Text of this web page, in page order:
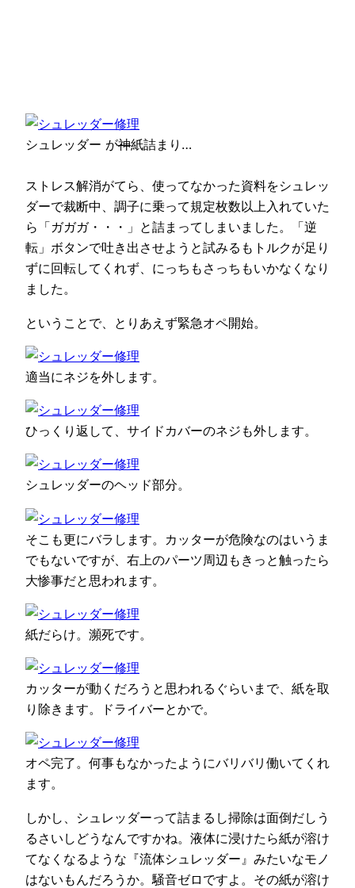
シュレッダー が神紙詰まり…
ストレス解消がてら、使ってなかった資料をシュレッ
ダーで裁断中、調子に乗って規定枚数以上入れていた
ら「ガガガ・・・」と詰まってしまいました。「逆
転」ボタンで吐き出させようと試みるもトルクが足り
ずに回転してくれず、にっちもさっちもいかなくなり
ました。
ということで、とりあえず緊急オペ開始。
適当にネジを外します。
ひっくり返して、サイドカバーのネジも外します。
シュレッダーのヘッド部分。
そこも更にバラします。カッターが危険なのはいうま
でもないですが、右上のパーツ周辺もきっと触ったら
大惨事だと思われます。
紙だらけ。瀕死です。
カッターが動くだろうと思われるぐらいまで、紙を取
り除きます。ドライバーとかで。
オペ完了。何事もなかったようにバリバリ働いてくれ
ます。
しかし、シュレッダーって詰まるし掃除は面倒だしう
るさいしどうなんですかね。液体に浸けたら紙が溶け
てなくなるような『流体シュレッダー』みたいなモノ
はないもんだろうか。騒音ゼロですよ。その紙が溶け